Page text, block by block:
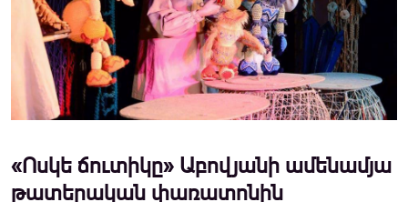
«Ոսկե ճուտիկը» Աբովյանի ամենամյա
թատերական փառատոնին